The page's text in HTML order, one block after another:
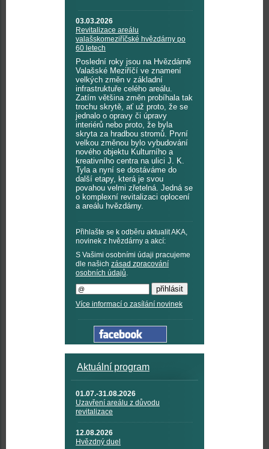
03.03.2026
Revitalizace areálu
valašskomeziříčské hvězdárny po
60 letech
Poslední roky jsou na Hvězdárně
Valašské Meziříčí ve znamení
velkých změn v základní
infrastruktuře celého areálu.
Zatím většina změn probíhala tak
trochu skrytě, ať už proto, že se
jednalo o opravy či úpravy
interiérů nebo proto, že byla
skryta za hradbou stromů. První
velkou změnou bylo vybudování
nového objektu Kulturního a
kreativního centra na ulici J. K.
Tyla a nyní se dostáváme do
další etapy, která je svou
povahou velmi zřetelná. Jedná se
o komplexní revitalizaci oplocení
a areálu hvězdárny.
Přihlašte se k odběru aktualit AKA,
novinek z hvězdárny a akcí:
S Vašimi osobními údaji pracujeme
dle našich zásad zpracování
osobních údajů.
Více informací o zasílání novinek
Aktuální program
01.07.-31.08.2026
Uzavření areálu z důvodu
revitalizace
12.08.2026
Hvězdný duel